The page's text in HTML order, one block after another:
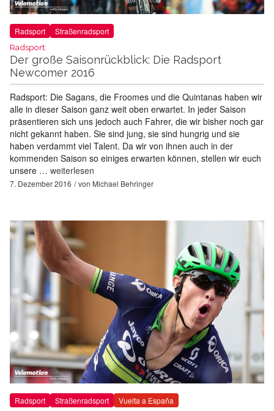
Radsport Straßenradsport
Radsport:
Der große Saisonrückblick: Die Radsport
Newcomer 2016
Radsport: Die Sagans, die Froomes und die Quintanas haben wir
alle in dieser Saison ganz weit oben erwartet. In jeder Saison
präsentieren sich uns jedoch auch Fahrer, die wir bisher noch gar
nicht gekannt haben. Sie sind jung, sie sind hungrig und sie
haben verdammt viel Talent. Da wir von ihnen auch in der
kommenden Saison so einiges erwarten können, stellen wir euch
unsere … weiterlesen
7. Dezember 2016 von Michael Behringer
Radsport Straßenradsport Vuelta a España